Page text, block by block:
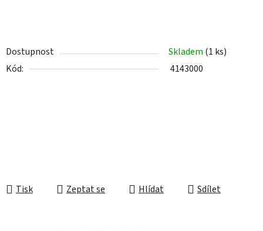
Dostupnost Skladem (1 ks)
Kód:
4143000
Tisk Zeptat se Hlídat Sdílet